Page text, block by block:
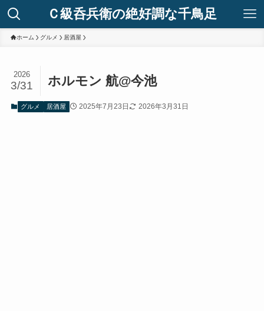
Ｃ級呑兵衛の絶好調な千鳥足
ホーム グルメ 居酒屋
ホルモン 航@今池
2026
3/31
グルメ 居酒屋 2025年7月23日 2026年3月31日